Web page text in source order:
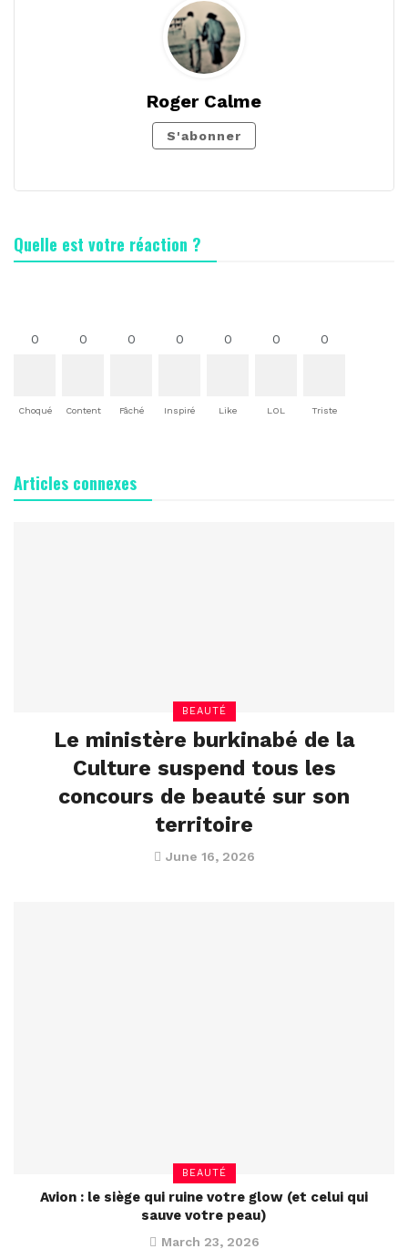
Roger Calme
S'abonner
Quelle est votre réaction ?
0
Choqué
0
Content
0
Fâché
0
Inspiré
0
Like
0
LOL
0
Triste
Articles connexes
BEAUTÉ
Le ministère burkinabé de la
Culture suspend tous les
concours de beauté sur son
territoire
June 16, 2026
BEAUTÉ
Avion : le siège qui ruine votre glow (et celui qui
sauve votre peau)
March 23, 2026